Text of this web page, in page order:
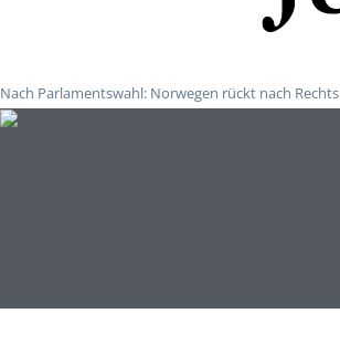
Nach Parlamentswahl: Norwegen rückt nach Rechts